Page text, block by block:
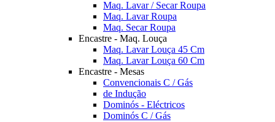
Maq. Lavar / Secar Roupa
Maq. Lavar Roupa
Maq. Secar Roupa
Encastre - Maq. Louça
Maq. Lavar Louça 45 Cm
Maq. Lavar Louça 60 Cm
Encastre - Mesas
Convencionais C / Gás
de Indução
Dominós - Eléctricos
Dominós C / Gás